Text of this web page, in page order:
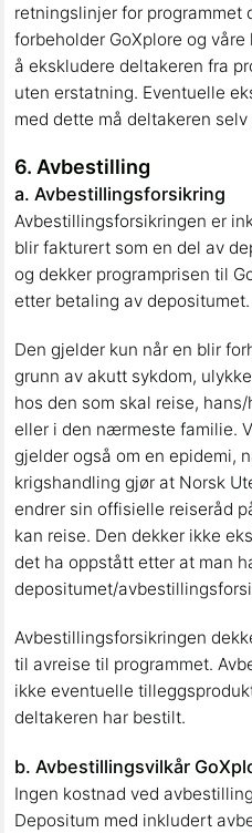
retningslinjer for programmet
forbeholder GoXplore og
å ekskludere deltakeren fra
uten erstatning. Eventuelle
med dette må deltakeren selv
6. Avbestilling
a. Avbestillingsforsikring
Avbestillingsforsikringen er
blir fakturert som en del av
og dekker programprisen til
etter betaling av depositumet.
Den gjelder kun når en blir
grunn av akutt sykdom,
hos den som skal reise,
eller i den nærmeste familie.
gjelder også om en epidemi,
krigshandling gjør at Norsk
endrer sin offisielle reiseråd
kan reise. Den dekker ikke
det ha oppstått etter at man
depositumet/
Avbestillingsforsikringen
til avreise til programmet.
ikke eventuelle
deltakeren har bestilt.
b. Avbestillingsvilkår
Ingen kostnad ved
Depositum med inkludert